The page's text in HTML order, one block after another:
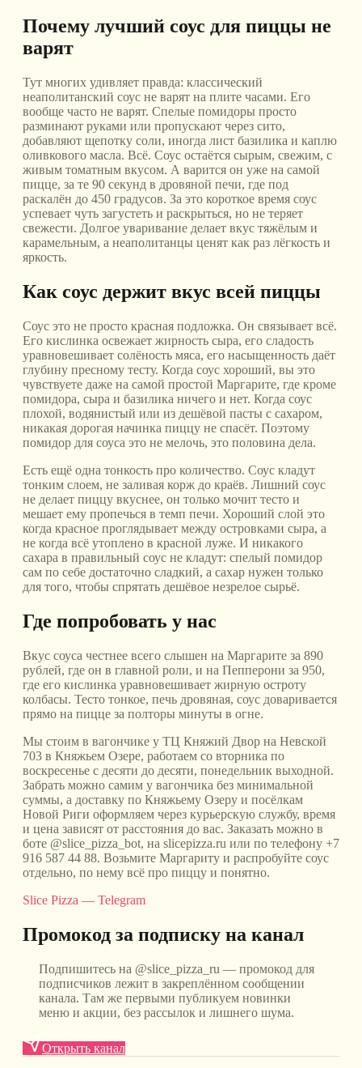
Почему лучший соус для пиццы не
варят
Тут многих удивляет правда: классический
неаполитанский соус не варят на плите часами. Его
вообще часто не варят. Спелые помидоры просто
разминают руками или пропускают через сито,
добавляют щепотку соли, иногда лист базилика и каплю
оливкового масла. Всё. Соус остаётся сырым, свежим, с
живым томатным вкусом. А варится он уже на самой
пицце, за те 90 секунд в дровяной печи, где под
раскалён до 450 градусов. За это короткое время соус
успевает чуть загустеть и раскрыться, но не теряет
свежести. Долгое уваривание делает вкус тяжёлым и
карамельным, а неаполитанцы ценят как раз лёгкость и
яркость.
Как соус держит вкус всей пиццы
Соус это не просто красная подложка. Он связывает всё.
Его кислинка освежает жирность сыра, его сладость
уравновешивает солёность мяса, его насыщенность даёт
глубину пресному тесту. Когда соус хороший, вы это
чувствуете даже на самой простой Маргарите, где кроме
помидора, сыра и базилика ничего и нет. Когда соус
плохой, водянистый или из дешёвой пасты с сахаром,
никакая дорогая начинка пиццу не спасёт. Поэтому
помидор для соуса это не мелочь, это половина дела.
Есть ещё одна тонкость про количество. Соус кладут
тонким слоем, не заливая корж до краёв. Лишний соус
не делает пиццу вкуснее, он только мочит тесто и
мешает ему пропечься в темп печи. Хороший слой это
когда красное проглядывает между островками сыра, а
не когда всё утоплено в красной луже. И никакого
сахара в правильный соус не кладут: спелый помидор
сам по себе достаточно сладкий, а сахар нужен только
для того, чтобы спрятать дешёвое незрелое сырьё.
Где попробовать у нас
Вкус соуса честнее всего слышен на Маргарите за 890
рублей, где он в главной роли, и на Пепперони за 950,
где его кислинка уравновешивает жирную остроту
колбасы. Тесто тонкое, печь дровяная, соус доваривается
прямо на пицце за полторы минуты в огне.
Мы стоим в вагончике у ТЦ Княжий Двор на Невской
703 в Княжьем Озере, работаем со вторника по
воскресенье с десяти до десяти, понедельник выходной.
Забрать можно самим у вагончика без минимальной
суммы, а доставку по Княжьему Озеру и посёлкам
Новой Риги оформляем через курьерскую службу, время
и цена зависят от расстояния до вас. Заказать можно в
боте @slice_pizza_bot, на slicepizza.ru или по телефону +7
916 587 44 88. Возьмите Маргариту и распробуйте соус
отдельно, по нему всё про пиццу и понятно.
Slice Pizza — Telegram
Промокод за подписку на канал
Подпишитесь на @slice_pizza_ru — промокод для
подписчиков лежит в закреплённом сообщении
канала. Там же первыми публикуем новинки
меню и акции, без рассылок и лишнего шума.
Открыть канал